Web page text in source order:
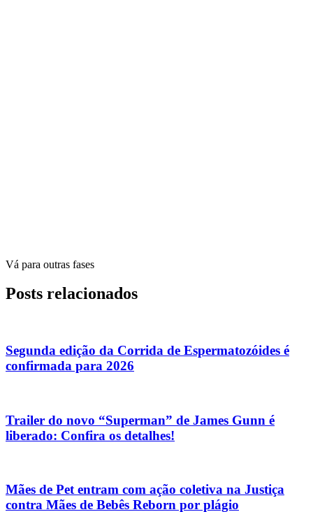
Vá para outras fases
Posts relacionados
Segunda edição da Corrida de Espermatozóides é
confirmada para 2026
Trailer do novo “Superman” de James Gunn é
liberado: Confira os detalhes!
Mães de Pet entram com ação coletiva na Justiça
contra Mães de Bebês Reborn por plágio